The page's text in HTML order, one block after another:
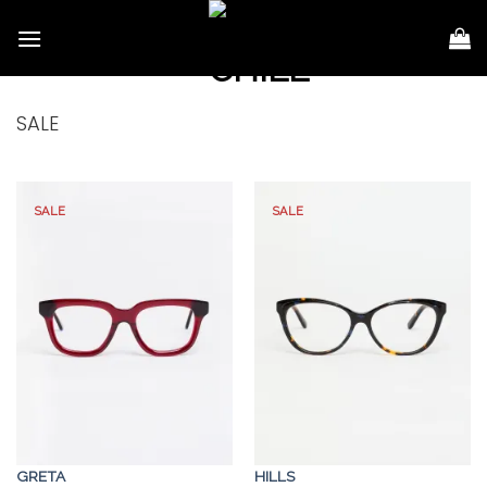
SALE
SALE
GRETA
SALE
HILLS